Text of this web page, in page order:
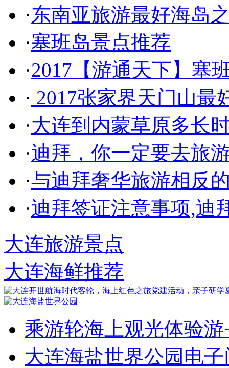
·东南亚旅游最好海岛
·塞班岛景点推荐
·2017【游通天下】塞
· 2017张家界天门山最
·大连到内蒙草原多长
·迪拜，你一定要去旅
·与迪拜奢华旅游相反
·迪拜签证注意事项,迪
大连旅游景点
大连海鲜推荐
乘游轮海上观光体验
大连海盐世界公园电子